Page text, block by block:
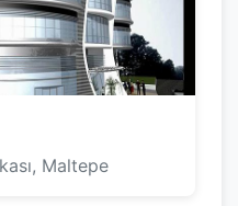
Maltepe